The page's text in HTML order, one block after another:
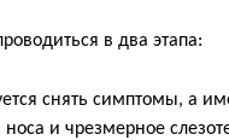
в два этапа:
снять симптомы, а
носа и чрезмерное